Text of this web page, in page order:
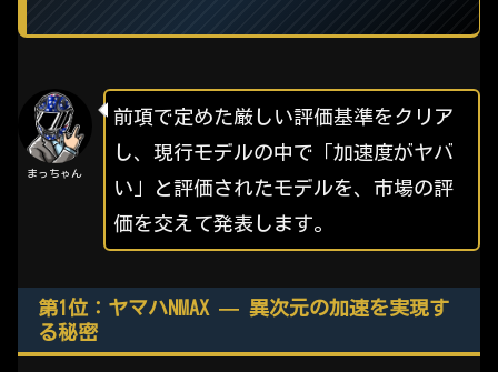
まっちゃん
前項で定めた厳しい評価基準をクリア
し、現行モデルの中で「加速度がヤバ
い」と評価されたモデルを、市場の評
価を交えて発表します。
第1位：ヤマハNMAX — 異次元の加速を実現す
る秘密